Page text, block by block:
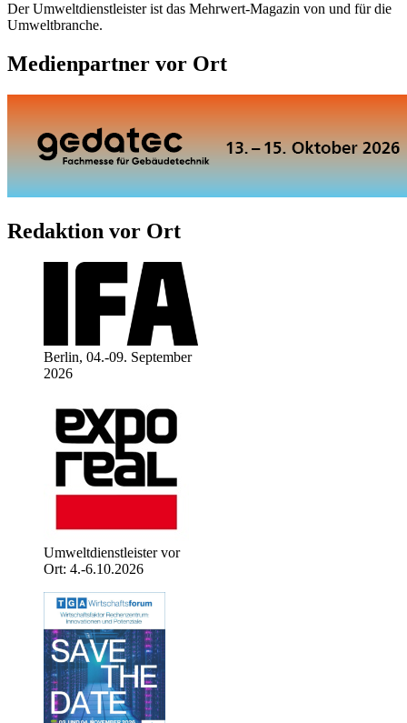
Der Umweltdienstleister ist das Mehrwert-Magazin von und für die
Umweltbranche.
Medienpartner vor Ort
Redaktion vor Ort
Berlin, 04.-09. September
2026
Umweltdienstleister vor
Ort: 4.-6.10.2026